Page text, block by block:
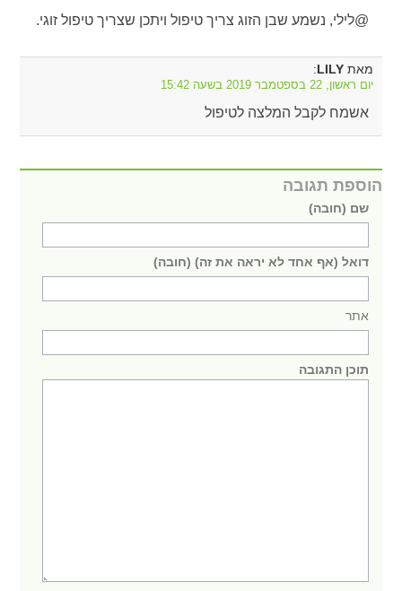
@לילי, נשמע שבן הזוג צריך טיפול ויתכן שצריך טיפול זוגי.
מאתLILY
:
יום ראשון, 22 בספטמבר 2019 בשעה 15:42
אשמח לקבל המלצה לטיפול
הוספת תגובה
שם (חובה)
דואל (אף אחד לא יראה את זה) (חובה)
אתר
תוכן התגובה